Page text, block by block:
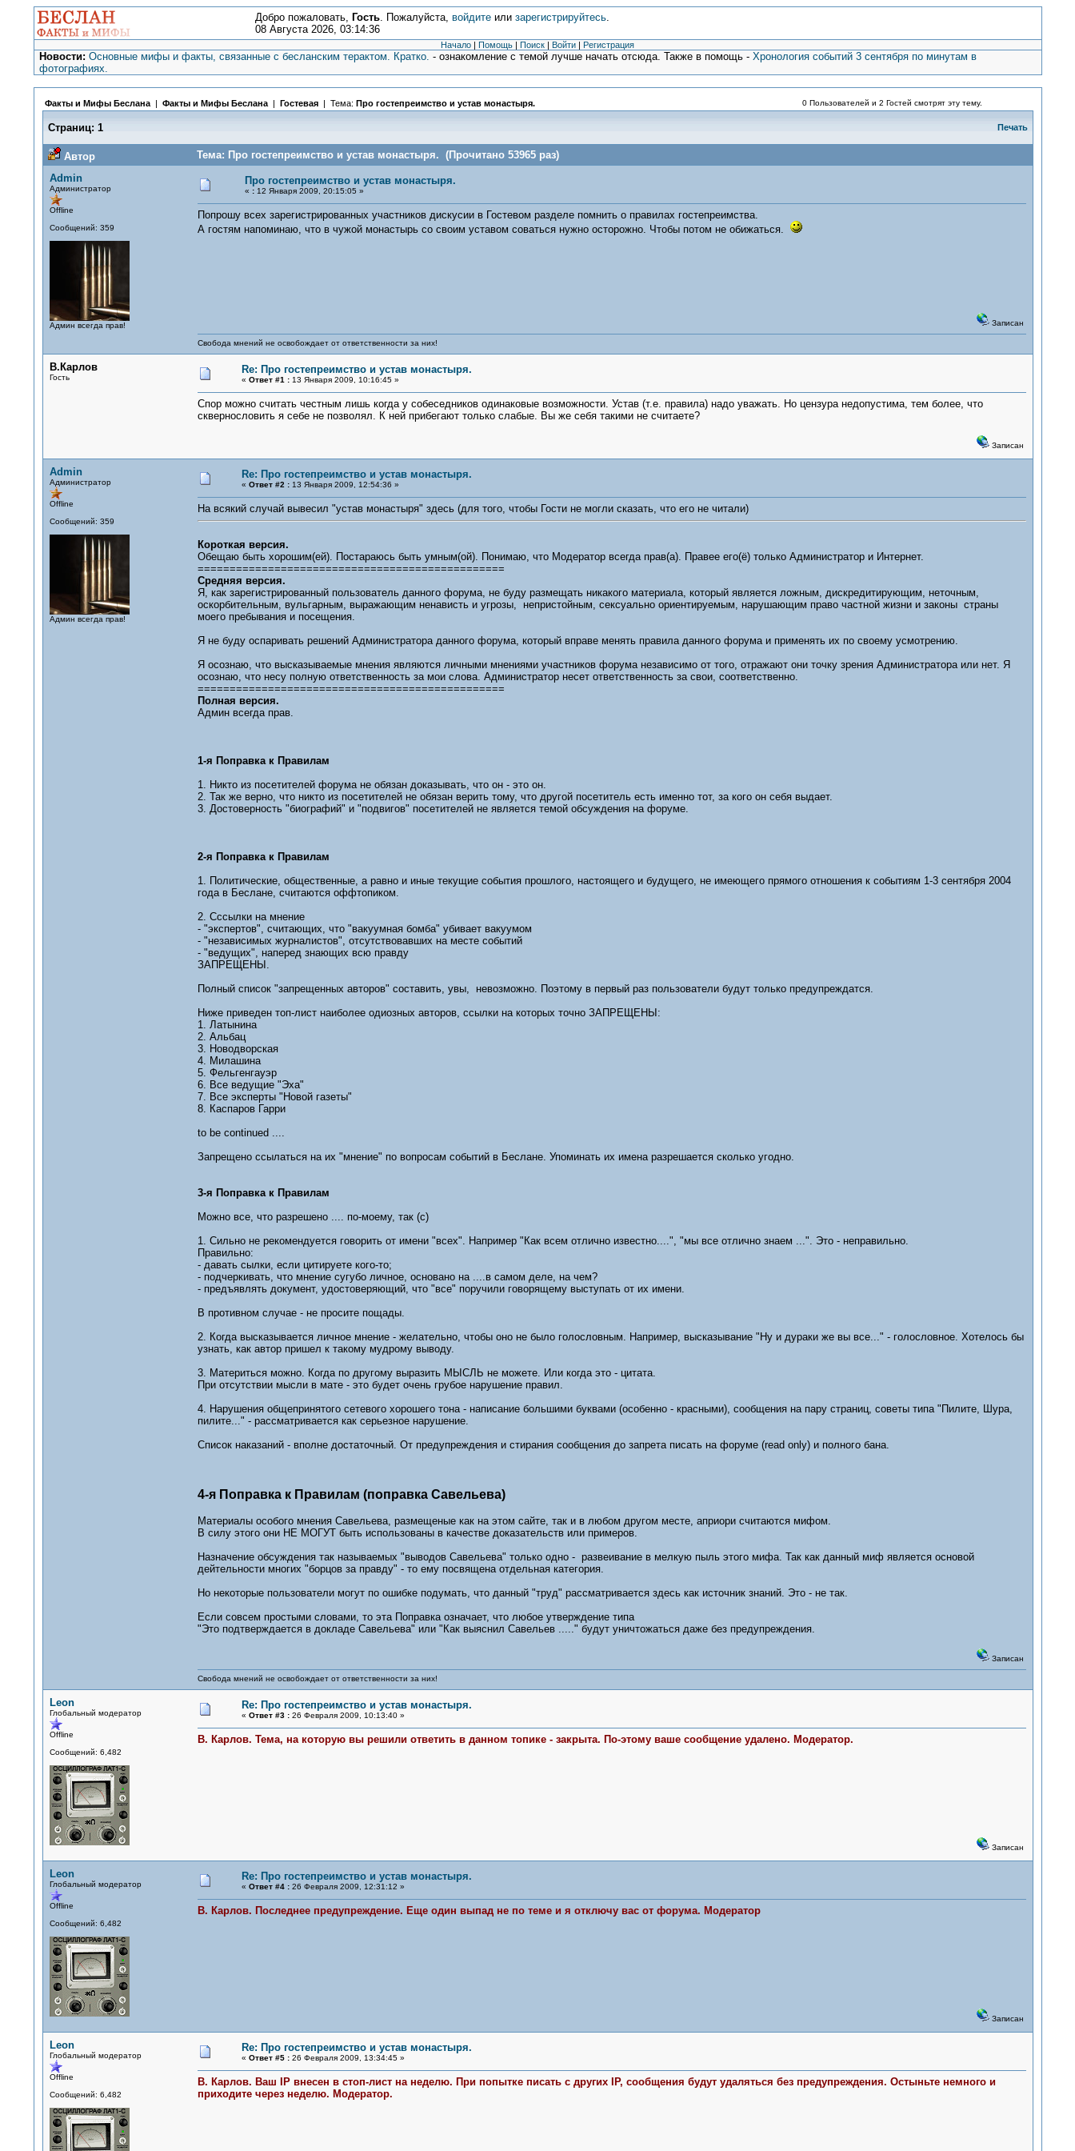
Добро пожаловать, Гость. Пожалуйста, войдитеили зарегистрируйтесь.
08 Августа 2026, 03:14:36
Начало | Помощь | Поиск | Войти | Регистрация
Новости: Основные мифы и факты, связанные с бесланским терактом. Кратко. - ознакомление с темой лучше начать отсюда. Также в помощь -Хронология событий 3 сентября по минутам в
фотографиях.
Факты и Мифы Беслана| Факты и Мифы Беслана| Гостевая | Тема: Про гостепреимство и устав монастыря. 0 Пользователей и 2 Гостей смотрят эту тему.
Страниц: 1 Печать
Автор
Тема: Про гостепреимство и устав монастыря. (Прочитано 53965 раз)
Admin
Администратор
Offline
Сообщений: 359
Админ всегда прав!
Про гостепреимство и устав монастыря.
« :12 Января 2009, 20:15:05 »
Попрошу всех зарегистрированных участников дискусии в Гостевом разделе помнить о правилах гостепреимства.
А гостям напоминаю, что в чужой монастырь со своим уставом соваться нужно осторожно. Чтобы потом не обижаться.
Записан
Свобода мнений не освобождает от ответственности за них!
В.Карлов
Гость
Re: Про гостепреимство и устав монастыря.
« Ответ #1 :13 Января 2009, 10:16:45 »
Спор можно считать честным лишь когда у собеседников одинаковые возможности. Устав (т.е. правила) надо уважать. Но цензура недопустима, тем более, что
сквернословить я себе не позволял. К ней прибегают только слабые. Вы же себя такими не считаете?
Записан
Admin
Администратор
Offline
Сообщений: 359
Админ всегда прав!
Re: Про гостепреимство и устав монастыря.
« Ответ #2 :13 Января 2009, 12:54:36 »
На всякий случай вывесил "устав монастыря" здесь (для того, чтобы Гости не могли сказать, что его не читали)
Короткая версия.
Обещаю быть хорошим(ей). Постараюсь быть умным(ой). Понимаю, что Модератор всегда прав(а). Правее его(ё) только Администратор и Интернет.
================================================
Средняя версия.
Я, как зарегистрированный пользователь данного форума, не буду размещать никакого материала, который является ложным, дискредитирующим, неточным,
оскорбительным, вульгарным, выражающим ненависть и угрозы, непристойным, сексуально ориентируемым, нарушающим право частной жизни и законы страны
моего пребывания и посещения.
Я не буду оспаривать решений Администратора данного форума, который вправе менять правила данного форума и применять их по своему усмотрению.
Я осознаю, что высказываемые мнения являются личными мнениями участников форума независимо от того, отражают они точку зрения Администратора или нет. Я
осознаю, что несу полную ответственность за мои слова. Администратор несет ответственность за свои, соответственно.
================================================
Полная версия.
Админ всегда прав.
1-я Поправка к Правилам
1. Никто из посетителей форума не обязан доказывать, что он - это он.
2. Так же верно, что никто из посетителей не обязан верить тому, что другой посетитель есть именно тот, за кого он себя выдает.
3. Достоверность "биографий" и "подвигов" посетителей не является темой обсуждения на форуме.
2-я Поправка к Правилам
1. Политические, общественные, а равно и иные текущие события прошлого, настоящего и будущего, не имеющего прямого отношения к событиям 1-3 сентября 2004
года в Беслане, считаются оффтопиком.
2. Сссылки на мнение
- "экспертов", считающих, что "вакуумная бомба" убивает вакуумом
- "независимых журналистов", отсутствовавших на месте событий
- "ведущих", наперед знающих всю правду
ЗАПРЕЩЕНЫ.
Полный список "запрещенных авторов" составить, увы, невозможно. Поэтому в первый раз пользователи будут только предупреждатся.
Ниже приведен топ-лист наиболее одиозных авторов, ссылки на которых точно ЗАПРЕЩЕНЫ:
1. Латынина
2. Альбац
3. Новодворская
4. Милашина
5. Фельгенгауэр
6. Все ведущие "Эха"
7. Все эксперты "Новой газеты"
8. Каспаров Гарри
to be continued ....
Запрещено ссылаться на их "мнение" по вопросам событий в Беслане. Упоминать их имена разрешается сколько угодно.
3-я Поправка к Правилам
Можно все, что разрешено .... по-моему, так (с)
1. Сильно не рекомендуется говорить от имени "всех". Например "Как всем отлично известно....", "мы все отлично знаем ...". Это - неправильно.
Правильно:
- давать сылки, если цитируете кого-то;
- подчеркивать, что мнение сугубо личное, основано на ....в самом деле, на чем?
- предъявлять документ, удостоверяющий, что "все" поручили говорящему выступать от их имени.
В противном случае - не просите пощады.
2. Когда высказывается личное мнение - желательно, чтобы оно не было голословным. Например, высказывание "Ну и дураки же вы все..." - голословное. Хотелось бы
узнать, как автор пришел к такому мудрому выводу.
3. Материться можно. Когда по другому выразить МЫСЛЬ не можете. Или когда это - цитата.
При отсутствии мысли в мате - это будет очень грубое нарушение правил.
4. Нарушения общепринятого сетевого хорошего тона - написание большими буквами (особенно - красными), сообщения на пару страниц, советы типа "Пилите, Шура,
пилите..." - рассматривается как серьезное нарушение.
Список наказаний - вполне достаточный. От предупреждения и стирания сообщения до запрета писать на форуме (read only) и полного бана.
4-я Поправка к Правилам (поправка Савельева)
Материалы особого мнения Савельева, размещеные как на этом сайте, так и в любом другом месте, априори считаются мифом.
В силу этого они НЕ МОГУТ быть использованы в качестве доказательств или примеров.
Назначение обсуждения так называемых "выводов Савельева" только одно - развеивание в мелкую пыль этого мифа. Так как данный миф является основой
дейтельности многих "борцов за правду" - то ему посвящена отдельная категория.
Но некоторые пользователи могут по ошибке подумать, что данный "труд" рассматривается здесь как источник знаний. Это - не так.
Если совсем простыми словами, то эта Поправка означает, что любое утверждение типа
"Это подтверждается в докладе Савельева" или "Как выяснил Савельев ....." будут уничтожаться даже без предупреждения.
Записан
Свобода мнений не освобождает от ответственности за них!
Leon
Глобальный модератор
Offline
Сообщений: 6,482
Re: Про гостепреимство и устав монастыря.
« Ответ #3 :26 Февраля 2009, 10:13:40 »
В. Карлов. Тема, на которую вы решили ответить в данном топике - закрыта. По-этому ваше сообщение удалено. Модератор.
Записан
Leon
Глобальный модератор
Offline
Сообщений: 6,482
Re: Про гостепреимство и устав монастыря.
« Ответ #4 :26 Февраля 2009, 12:31:12 »
В. Карлов. Последнее предупреждение. Еще один выпад не по теме и я отключу вас от форума. Модератор
Записан
Leon
Глобальный модератор
Offline
Сообщений: 6,482
Re: Про гостепреимство и устав монастыря.
« Ответ #5 :26 Февраля 2009, 13:34:45 »
В. Карлов. Ваш IP внесен в стоп-лист на неделю. При попытке писать с других IP, сообщения будут удаляться без предупреждения. Остыньте немного и
приходите через неделю. Модератор.